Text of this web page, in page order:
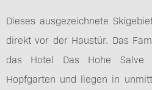
Dieses ausgezeichnete
direkt vor der Haustür. Das
das Hotel Das Hohe
Hopfgarten und liegen in